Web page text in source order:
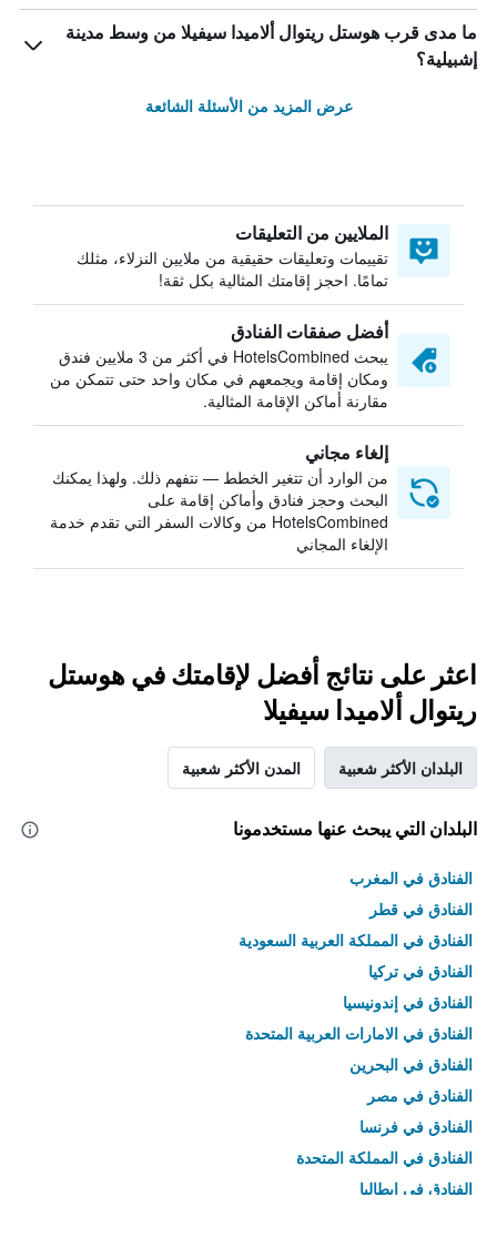
ما مدى قرب هوستل ريتوال ألاميدا سيفيلا من وسط مدينة
إشبيلية؟
عرض المزيد من الأسئلة الشائعة
الملايين من التعليقات
تقييمات وتعليقات حقيقية من ملايين النزلاء، مثلك
تمامًا. احجز إقامتك المثالية بكل ثقة!
أفضل صفقات الفنادق
يبحث HotelsCombined في أكثر من 3 ملايين فندق
ومكان إقامة ويجمعهم في مكان واحد حتى تتمكن من
مقارنة أماكن الإقامة المثالية.
إلغاء مجاني
من الوارد أن تتغير الخطط — نتفهم ذلك. ولهذا يمكنك
البحث وحجز فنادق وأماكن إقامة على
HotelsCombined من وكالات السفر التي تقدم خدمة
الإلغاء المجاني
اعثر على نتائج أفضل لإقامتك في هوستل
ريتوال ألاميدا سيفيلا
البلدان الأكثر شعبية المدن الأكثر شعبية
البلدان التي يبحث عنها مستخدمونا
الفنادق في المغرب
الفنادق في قطر
الفنادق في المملكة العربية السعودية
الفنادق في تركيا
الفنادق في إندونيسيا
الفنادق في الامارات العربية المتحدة
الفنادق في البحرين
الفنادق في مصر
الفنادق في فرنسا
الفنادق في المملكة المتحدة
الفنادق في إيطاليا